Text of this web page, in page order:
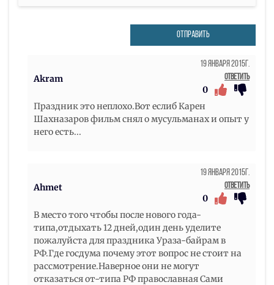
ОТПРАВИТЬ
Akram
19 Января 2015г.
Ответить
0
Праздник это неплохо.Вот еслиб Карен
Шахназаров фильм снял о мусульманах и опыт у
него есть...
Ahmet
19 Января 2015г.
Ответить
0
В место того чтобы после нового года-
типа,отдыхать 12 дней,один день уделите
пожалуйста для праздника Ураза-байрам в
РФ.Где госдума почему этот вопрос не стоит на
рассмотрение.Наверное они не могут
отказаться от-типа РФ православная Сами